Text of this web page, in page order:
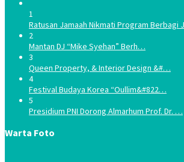
1
Ratusan Jamaah Nikmati Program Berbagi
2
Mantan DJ “Mike Syehan” Berh…
3
Queen Property, & Interior Design &#…
4
Festival Budaya Korea “Oullim&#822…
5
Presidium PNI Dorong Almarhum Prof. Dr. …
Warta Foto